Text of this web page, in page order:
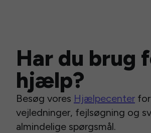
Har du brug
hjælp?
Besøg vores Hjælpecenter for
vejledninger, fejlsøgning og
almindelige spørgsmål.